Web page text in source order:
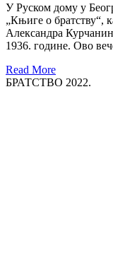
У Руском дому у
„Књиге о братству“,
Александра
1936. године. Ово
Read More
БРАТСТВО 2022.